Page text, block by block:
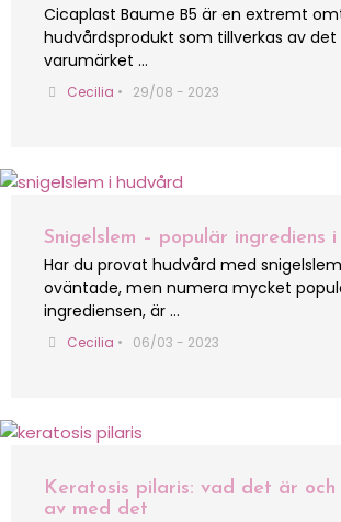
Cicaplast Baume B5 är en extremt
hudvårdsprodukt som tillverkas av
varumärket …
Cecilia • 29/08 - 2023
Snigelslem – populär ingrediens
Har du provat hudvård med
oväntade, men numera mycket
ingrediensen, är …
Cecilia • 06/03 - 2023
Keratosis pilaris: vad det är och
av med det